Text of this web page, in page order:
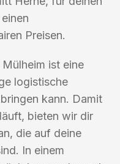
Preisen.
ist eine
logistische
kann. Damit
bieten wir dir
die auf deine
In einem